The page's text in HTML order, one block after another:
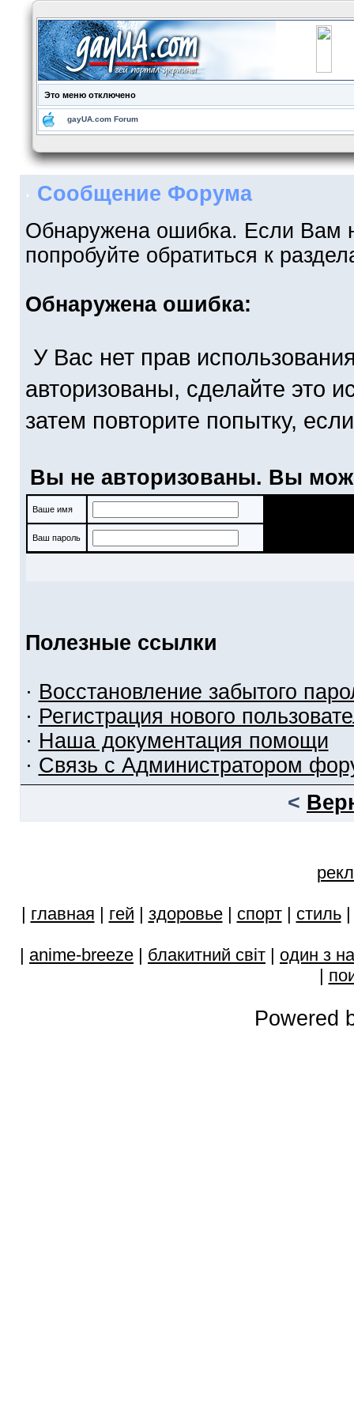
Это меню отключено
gayUA.com Forum
Сообщение Форума
Обнаружена ошибка. Если Вам
попробуйте обратиться к
Обнаружена ошибка:
У Вас нет прав
авторизованы, сделайте это
затем повторите попытку,
Вы не авторизованы. Вы
Ваше имя
Ваш пароль
Полезные ссылки
· Восстановление забытого
· Регистрация нового
· Наша документация помощи
· Связь с Администратором
<
| главная | гей | здоровье| спорт| стиль
| anime-breeze | блакитний свiт | один з
|
Powered